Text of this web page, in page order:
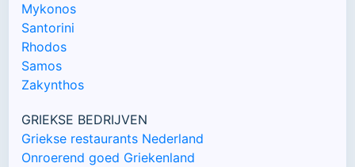
Mykonos
Santorini
Rhodos
Samos
Zakynthos
GRIEKSE BEDRIJVEN
Griekse restaurants Nederland
Onroerend goed Griekenland